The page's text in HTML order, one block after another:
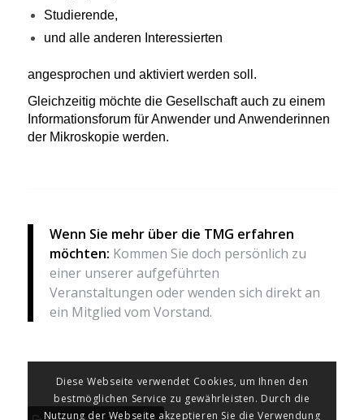
Studierende,
und alle anderen Interessierten
angesprochen und aktiviert werden soll.
Gleichzeitig möchte die Gesellschaft auch zu einem
Informationsforum für Anwender und Anwenderinnen
der Mikroskopie werden.
Wenn Sie mehr über die TMG erfahren
möchten: Kommen Sie doch persönlich zu
einer unserer aufgeführten
Veranstaltungen oder wenden sich direkt an
ein Mitglied vom Vorstand.
Diese Webseite verwendet Cookies, um Ihnen den
bestmöglichen Service zu gewährleisten. Durch die
Nutzung der Webseite akzeptieren Sie die Verwendung